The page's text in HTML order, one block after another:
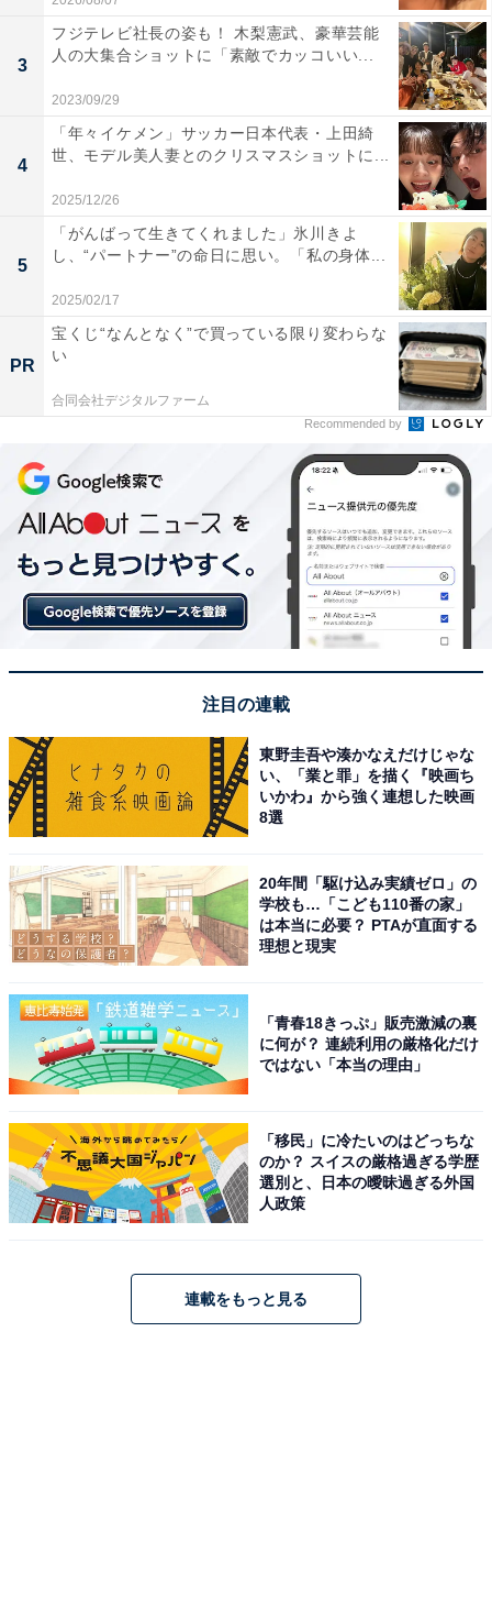
3
フジテレビ社長の姿も！ 木梨憲武、豪華芸能
人の大集合ショットに「素敵でカッコいい...
2023/09/29
4
「年々イケメン」サッカー日本代表・上田綺
世、モデル美人妻とのクリスマスショットに...
2025/12/26
5
「がんばって生きてくれました」氷川きよ
し、“パートナー”の命日に思い。「私の身体...
2025/02/17
PR
宝くじ“なんとなく”で買っている限り変わらな
い
合同会社デジタルファーム
Recommended by
注目の連載
東野圭吾や湊かなえだけじゃな
い、「業と罪」を描く『映画ち
いかわ』から強く連想した映画
8選
20年間「駆け込み実績ゼロ」の
学校も…「こども110番の家」
は本当に必要？ PTAが直面する
理想と現実
「青春18きっぷ」販売激減の裏
に何が？ 連続利用の厳格化だけ
ではない「本当の理由」
「移民」に冷たいのはどっちな
のか？ スイスの厳格過ぎる学歴
選別と、日本の曖昧過ぎる外国
人政策
連載をもっと見る